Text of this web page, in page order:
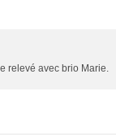
relevé avec brio Marie.